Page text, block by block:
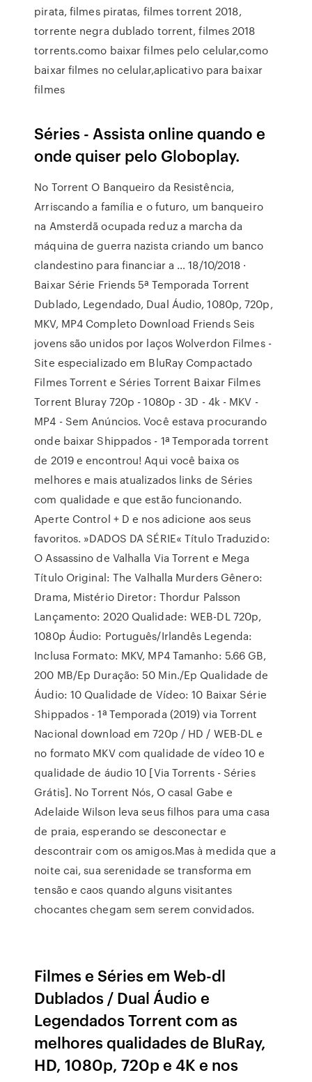
pirata, filmes piratas, filmes torrent 2018,
torrente negra dublado torrent, filmes 2018
torrents.como baixar filmes pelo celular,como
baixar filmes no celular,aplicativo para baixar
filmes
Séries - Assista online quando e
onde quiser pelo Globoplay.
No Torrent O Banqueiro da Resistência,
Arriscando a família e o futuro, um banqueiro
na Amsterdã ocupada reduz a marcha da
máquina de guerra nazista criando um banco
clandestino para financiar a … 18/10/2018 ·
Baixar Série Friends 5ª Temporada Torrent
Dublado, Legendado, Dual Áudio, 1080p, 720p,
MKV, MP4 Completo Download Friends Seis
jovens são unidos por laços Wolverdon Filmes -
Site especializado em BluRay Compactado
Filmes Torrent e Séries Torrent Baixar Filmes
Torrent Bluray 720p - 1080p - 3D - 4k - MKV -
MP4 - Sem Anúncios. Você estava procurando
onde baixar Shippados - 1ª Temporada torrent
de 2019 e encontrou! Aqui você baixa os
melhores e mais atualizados links de Séries
com qualidade e que estão funcionando.
Aperte Control + D e nos adicione aos seus
favoritos. »DADOS DA SÉRIE« Título Traduzido:
O Assassino de Valhalla Via Torrent e Mega
Título Original: The Valhalla Murders Gênero:
Drama, Mistério Diretor: Thordur Palsson
Lançamento: 2020 Qualidade: WEB-DL 720p,
1080p Áudio: Português/Irlandês Legenda:
Inclusa Formato: MKV, MP4 Tamanho: 5.66 GB,
200 MB/Ep Duração: 50 Min./Ep Qualidade de
Áudio: 10 Qualidade de Vídeo: 10 Baixar Série
Shippados - 1ª Temporada (2019) via Torrent
Nacional download em 720p / HD / WEB-DL e
no formato MKV com qualidade de vídeo 10 e
qualidade de áudio 10 [Via Torrents - Séries
Grátis]. No Torrent Nós, O casal Gabe e
Adelaide Wilson leva seus filhos para uma casa
de praia, esperando se desconectar e
descontrair com os amigos.Mas à medida que a
noite cai, sua serenidade se transforma em
tensão e caos quando alguns visitantes
chocantes chegam sem serem convidados.
Filmes e Séries em Web-dl
Dublados / Dual Áudio e
Legendados Torrent com as
melhores qualidades de BluRay,
HD, 1080p, 720p e 4K e nos